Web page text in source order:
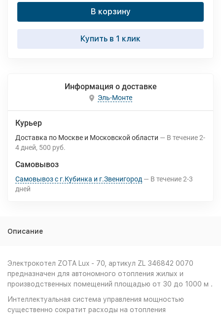
В корзину
Купить в 1 клик
Информация о доставке
Эль-Монте
Курьер
Доставка по Москве и Московской области В течение2-
4 дней 500 руб.
Самовывоз
Самовывоз с г.Кубинка и г.Звенигород В течение2-3
дней
Описание
Электрокотел ZOTA Lux - 70, артикул ZL 346842 0070
предназначен для автономного отопления жилых и
производственных помещений площадью от 30 до 1000 м .
Интеллектуальная система управления мощностью
существенно сократит расходы на отопления